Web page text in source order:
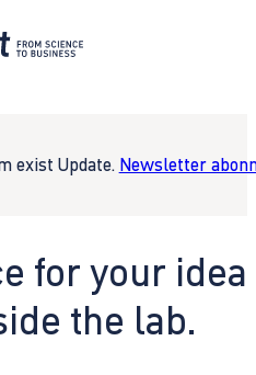
exist Update. Newsletter
for your idea
the lab.